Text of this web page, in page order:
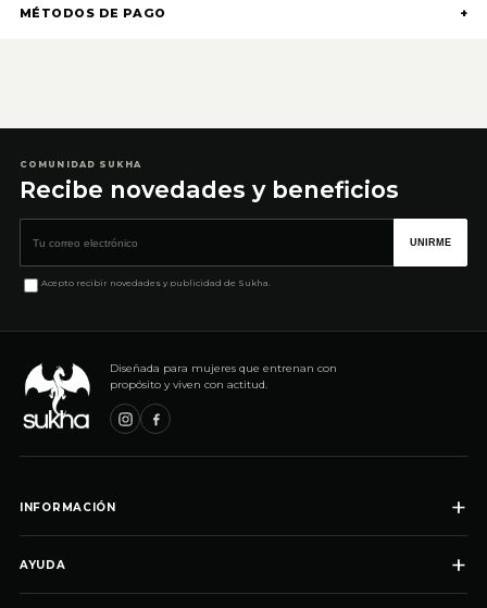
MÉTODOS DE PAGO +
COMUNIDAD SUKHA
Recibe novedades y beneficios
UNIRME
Acepto recibir novedades y publicidad de Sukha.
Diseñada para mujeres que entrenan con
propósito y viven con actitud.
INFORMACIÓN +
AYUDA
+